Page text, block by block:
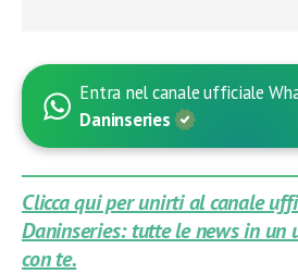
Entra nel canale ufficiale
Daninseries
Clicca qui per unirti al canale
Daninseries: tutte le news in un
con te.